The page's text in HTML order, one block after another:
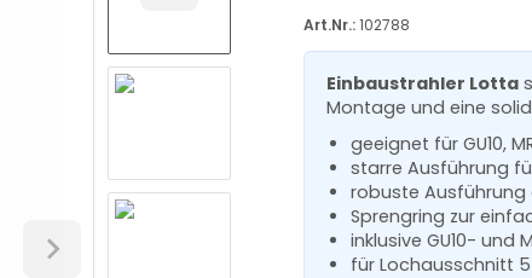
Art.Nr.:102788
Einbaustrahler Lotta
Montage und eine
geeignet für GU10,
starre Ausführung
robuste Ausführung
Sprengring zur
inklusive GU10- und
für Lochausschnitt